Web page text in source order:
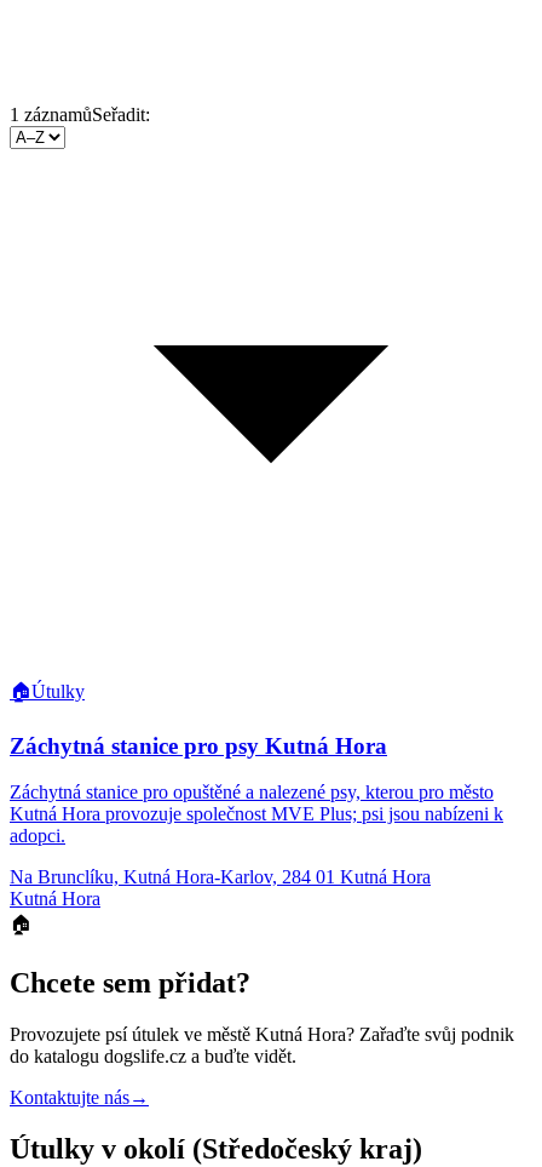
1 záznamůSeřadit:
🏠Útulky
Záchytná stanice pro psy Kutná Hora
Záchytná stanice pro opuštěné a nalezené psy, kterou pro město
Kutná Hora provozuje společnost MVE Plus; psi jsou nabízeni k
adopci.
Na Brunclíku, Kutná Hora-Karlov, 284 01 Kutná Hora
Kutná Hora
🏠
Chcete sem přidat?
Provozujete psí útulek ve městě Kutná Hora? Zařaďte svůj podnik
do katalogu dogslife.cz a buďte vidět.
Kontaktujte nás→
Útulky v okolí (Středočeský kraj)